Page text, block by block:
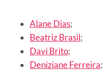
Alane Dias;
Beatriz Brasil;
Davi Brito;
Deniziane Ferreira;